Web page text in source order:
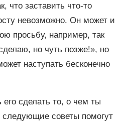
что заставить что-то
невозможно. Он может и
просьбу, например, так
но чуть позже!», но
наступать бесконечно
его сделать то, о чем ты
советы помогут